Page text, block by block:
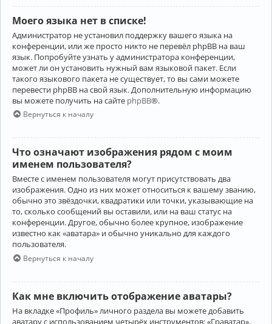
Моего языка нет в списке!
Администратор не установил поддержку вашего языка на
конференции, или же просто никто не перевёл phpBB на ваш
язык. Попробуйте узнать у администратора конференции,
может ли он установить нужный вам языковой пакет. Если
такого языкового пакета не существует, то вы сами можете
перевести phpBB на свой язык. Дополнительную информацию
вы можете получить на сайте phpBB®.
Вернуться к началу
Что означают изображения рядом с моим
именем пользователя?
Вместе с именем пользователя могут присутствовать два
изображения. Одно из них может относиться к вашему званию,
обычно это звёздочки, квадратики или точки, указывающие на
то, сколько сообщений вы оставили, или на ваш статус на
конференции. Другое, обычно более крупное, изображение
известно как «аватара» и обычно уникально для каждого
пользователя.
Вернуться к началу
Как мне включить отображение аватары?
На вкладке «Профиль» личного раздела вы можете добавить
аватару с использованием четырёх инструментов: «Граватар»,